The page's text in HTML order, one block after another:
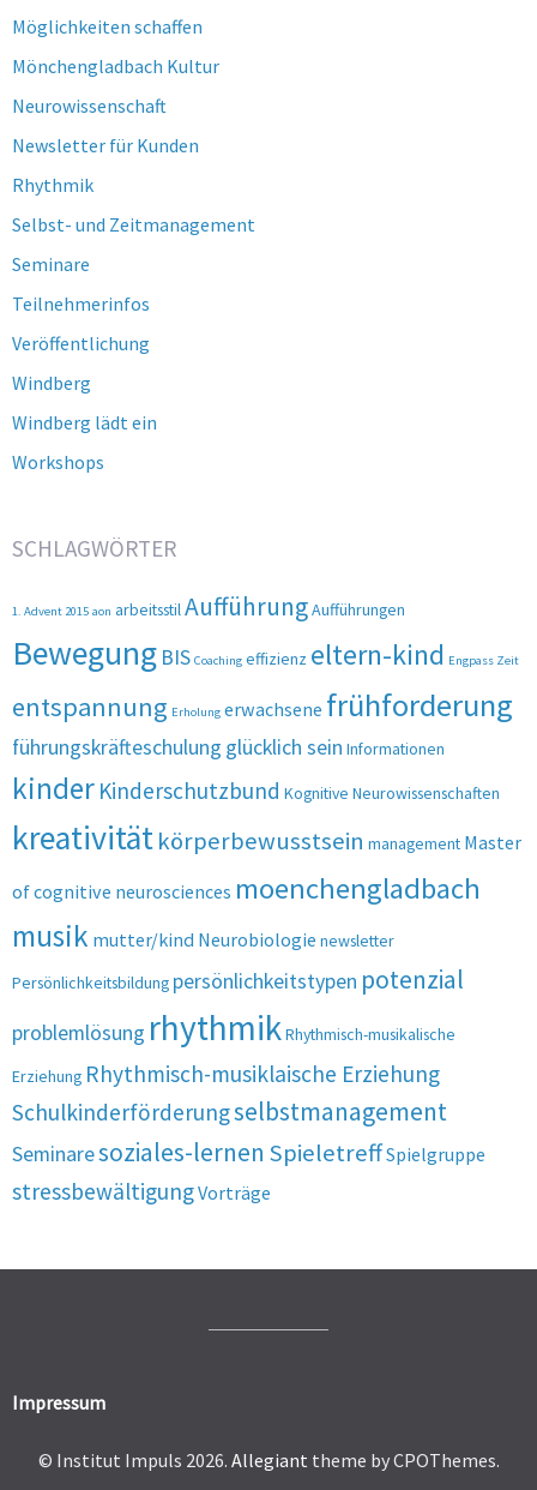
Möglichkeiten schaffen
Mönchengladbach Kultur
Neurowissenschaft
Newsletter für Kunden
Rhythmik
Selbst- und Zeitmanagement
Seminare
Teilnehmerinfos
Veröffentlichung
Windberg
Windberg lädt ein
Workshops
SCHLAGWÖRTER
1. Advent 2015 aon arbeitsstilAufführungAufführungen
Bewegung BIS Coaching effizienz eltern-kind Engpass Zeit
entspannung Erholung erwachsene frühforderung
führungskräfteschulung glücklich sein Informationen
kinder Kinderschutzbund Kognitive Neurowissenschaften
kreativitätkörperbewusstsein management Master
of cognitive neurosciences moenchengladbach
musik mutter/kind Neurobiologie newsletter
Persönlichkeitsbildung persönlichkeitstypen potenzial
problemlösung rhythmikRhythmisch-musikalische
Erziehung Rhythmisch-musiklaische Erziehung
Schulkinderförderungselbstmanagement
Seminaresoziales-lernen SpieletreffSpielgruppe
stressbewältigungVorträge
Impressum
© Institut Impuls 2026. Allegiant theme by CPOThemes.